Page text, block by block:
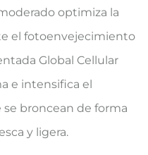
optimiza la
el fotoenvejecimiento
Global Cellular
e intensifica el
broncean de forma
y ligera.